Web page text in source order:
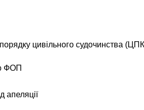
цивільного судочинства
ФОП
апеляції